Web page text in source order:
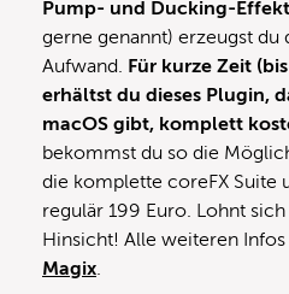
Pump- und Ducking-
gerne genannt) erzeugst
Aufwand. Für kurze Zeit
erhältst du dieses Plugin,
macOS gibt, komplett
bekommst du so die
die komplette coreFX Suite
regulär 199 Euro. Lohnt
Hinsicht! Alle weiteren
Magix.